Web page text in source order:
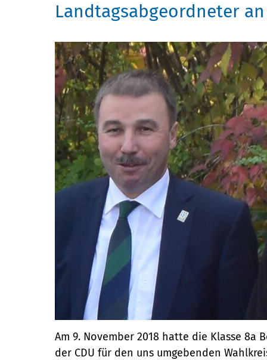
Landtagsabgeordneter an
Am 9. November 2018 hatte die Klasse 8a
der CDU für den uns umgebenden